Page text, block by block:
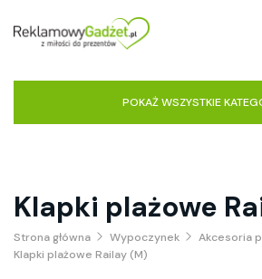
POKAŻ WSZYSTKIE
Klapki plażowe
Strona główna Wypoczynek
Akcesoria
Klapki plażowe Railay (M)